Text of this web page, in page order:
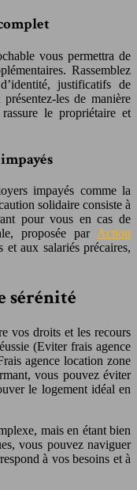
vous permettra de
Rassemblez
justificatifs de
les de manière
le propriétaire et
impayés comme la
solidaire consiste à
pour vous en cas de
proposée par Action
aux salariés précaires,
sérénité
vos droits et les recours
(Eviter frais agence
agence location zone
vous pouvez éviter
le logement idéal en
mais en étant bien
vous pouvez naviguer
à vos besoins et à